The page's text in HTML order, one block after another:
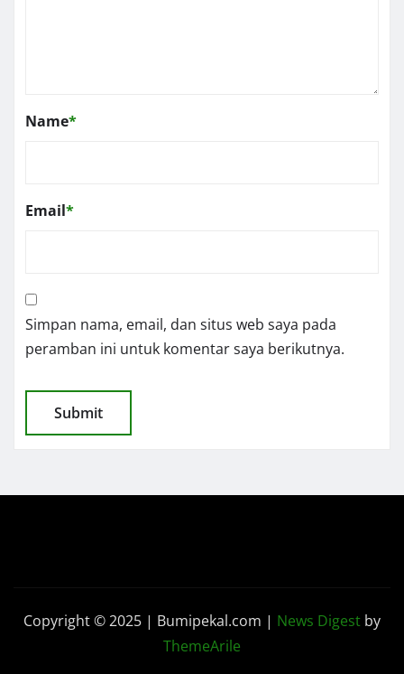
Name*
Email*
Simpan nama, email, dan situs web saya pada
peramban ini untuk komentar saya berikutnya.
Copyright © 2025 | Bumipekal.com | News Digest by
ThemeArile